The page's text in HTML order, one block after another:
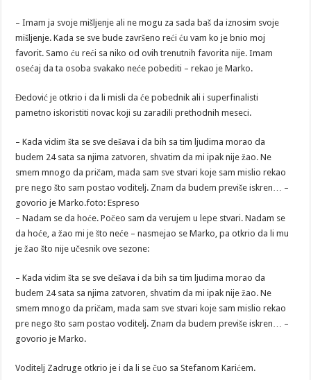
– Imam ja svoje mišljenje ali ne mogu za sada baš da iznosim svoje
mišljenje. Kada se sve bude završeno reći ću vam ko je bnio moj
favorit. Samo ću reći sa niko od ovih trenutnih favorita nije. Imam
osećaj da ta osoba svakako neće pobediti – rekao je Marko.
Đedović je otkrio i da li misli da će pobednik ali i superfinalisti
pametno iskoristiti novac koji su zaradili prethodnih meseci.
– Kada vidim šta se sve dešava i da bih sa tim ljudima morao da
budem 24 sata sa njima zatvoren, shvatim da mi ipak nije žao. Ne
smem mnogo da pričam, mada sam sve stvari koje sam mislio rekao
pre nego što sam postao voditelj. Znam da budem previše iskren… –
govorio je Marko.foto: Espreso
– Nadam se da hoće. Počeo sam da verujem u lepe stvari. Nadam se
da hoće, a žao mi je što neće – nasmejao se Marko, pa otkrio da li mu
je žao što nije učesnik ove sezone:
– Kada vidim šta se sve dešava i da bih sa tim ljudima morao da
budem 24 sata sa njima zatvoren, shvatim da mi ipak nije žao. Ne
smem mnogo da pričam, mada sam sve stvari koje sam mislio rekao
pre nego što sam postao voditelj. Znam da budem previše iskren… –
govorio je Marko.
Voditelj Zadruge otkrio je i da li se čuo sa Stefanom Karićem.